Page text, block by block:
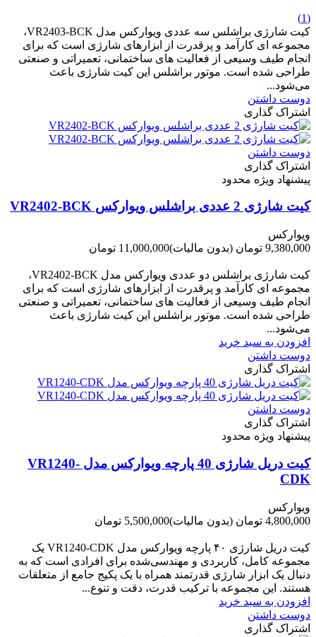
(1)
کیت شارژی براشلس سه عددی ویوارکس مدل VR2403-BCK،
مجموعه ای کارآمد و پرقدرت از ابزارهای شارژی است که برای
انجام طیف وسیعی از فعالیت های ساختمانی، تعمیراتی و صنعتی
طراحی شده است. موتور براشلس این کیت شارژی باعث
می‌شود...
دوست داشتن
اشتراک گذاری
دوست داشتن
اشتراک گذاری
پیشنهاد ویژه محدود
کیت شارژی 2 عددی براشلس ویوارکس VR2402-BCK
ویوارکس
9,380,000 تومان
(بدون مالیات)11,000,000 تومان
کیت شارژی براشلس دو عددی ویوارکس مدل VR2402-BCK،
مجموعه ای کارآمد و پرقدرت از ابزارهای شارژی است که برای
انجام طیف وسیعی از فعالیت های ساختمانی، تعمیراتی و صنعتی
طراحی شده است. موتور براشلس این کیت شارژی باعث
می‌شود...
افزودن به سبد خرید
دوست داشتن
اشتراک گذاری
دوست داشتن
اشتراک گذاری
پیشنهاد ویژه محدود
کیت دریل شارژی 40 پارچه ویوارکس مدل VR1240-
CDK
ویوارکس
4,800,000 تومان
(بدون مالیات)5,500,000 تومان
کیت دریل شارژی ۴۰ پارچه ویوارکس مدل VR1240‑CDK یک
مجموعه کامل، کاربردی و مهندسی‌شده برای افرادی است که به
دنبال یک ابزار شارژی قدرتمند همراه با یک پکیج جامع از متعلقات
هستند. این مجموعه با ترکیب قدرت، دقت و تنوع...
افزودن به سبد خرید
دوست داشتن
اشتراک گذاری